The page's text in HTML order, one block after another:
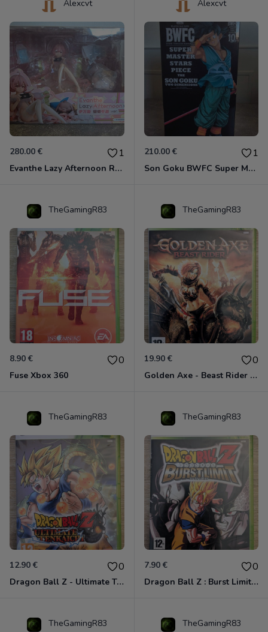
Alexcvt
280.00 € 1
Evanthe Lazy Afternoon Red Pride of Eden
Alexcvt
210.00 € 1
Son Goku BWFC Super Master Stars
TheGamingR83
8.90 € 0
Fuse Xbox 360
TheGamingR83
19.90 € 0
Golden Axe - Beast Rider Xbox 360
TheGamingR83
12.90 € 0
Dragon Ball Z - Ultimate Tenkaichi Xbox 360
TheGamingR83
7.90 € 0
Dragon Ball Z : Burst Limit Xbox 360
TheGamingR83 TheGamingR83